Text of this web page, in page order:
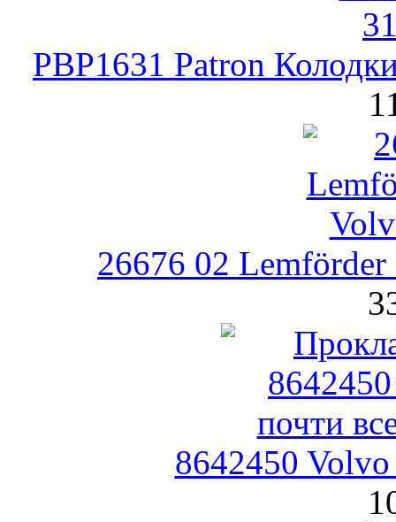
PBP1631 Patron
26676 02 Lemförder
8642450